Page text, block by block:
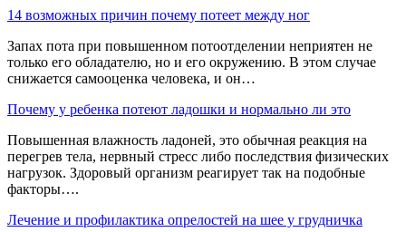
14 возможных причин почему потеет между ног
Запах пота при повышенном потоотделении неприятен не
только его обладателю, но и его окружению. В этом случае
снижается самооценка человека, и он…
Почему у ребенка потеют ладошки и нормально ли это
Повышенная влажность ладоней, это обычная реакция на
перегрев тела, нервный стресс либо последствия физических
нагрузок. Здоровый организм реагирует так на подобные
факторы….
Лечение и профилактика опрелостей на шее у грудничка